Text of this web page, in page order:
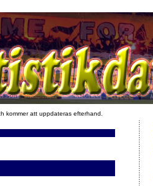
kommer att uppdateras efterhand.